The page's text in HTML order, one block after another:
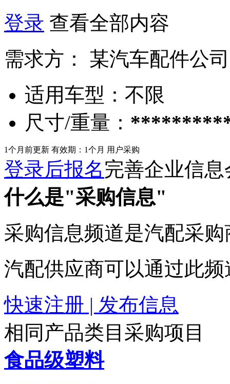
登录 查看全部内容
需求方：
某汽车配件公司
适用车型： 不限
尺寸/重量：
1个月前更新 有效期：1个月 用户采购
登录后报名完善企业信
什么是"采购信息"
采购信息频道是汽配采
汽配供应商可以通过此
快速注册 | 发布信息
相同产品类目采购项目
食品级塑料